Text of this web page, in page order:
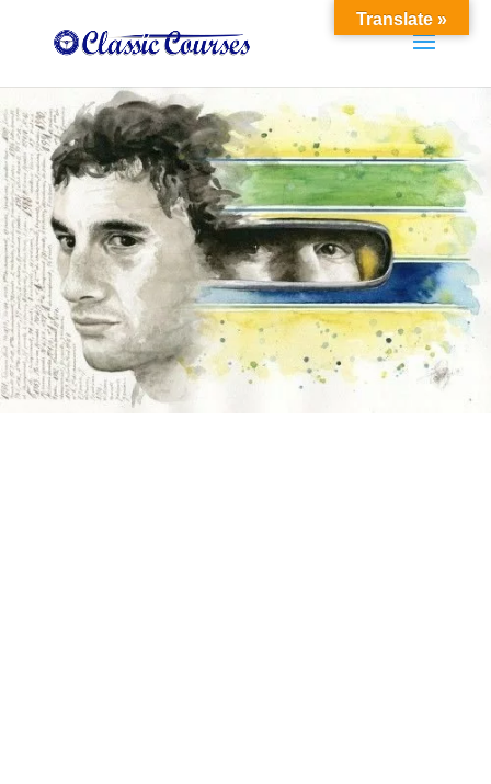
Translate »